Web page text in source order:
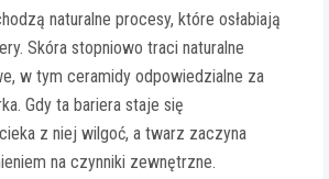
naturalne procesy, które osłabiają
Skóra stopniowo traci naturalne
w tym ceramidy odpowiedzialne za
Gdy ta bariera staje się
z niej wilgoć, a twarz zaczyna
na czynniki zewnętrzne.